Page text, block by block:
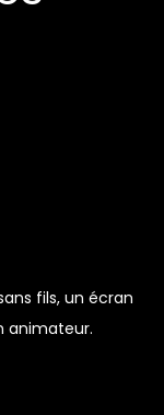
fils, un écran
animateur.